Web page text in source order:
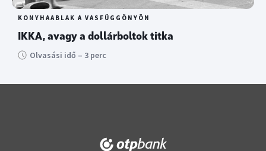
KONYHAABLAK A VASFÜGGÖNYÖN
IKKA, avagy a dollárboltok titka
Olvasási idő – 3 perc